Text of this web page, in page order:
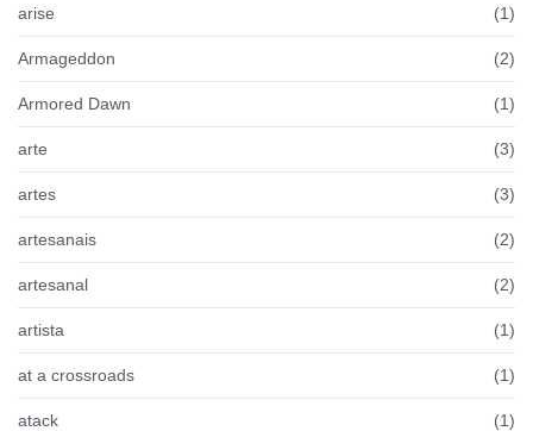
arise (1)
Armageddon (2)
Armored Dawn (1)
arte (3)
artes (3)
artesanais (2)
artesanal (2)
artista (1)
at a crossroads (1)
atack (1)